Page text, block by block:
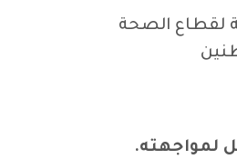
لقطاع الصحة
لمواجهته.